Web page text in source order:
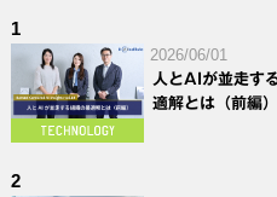
1
2026/06/01
人とAIが並走す
適解とは（前編）
2